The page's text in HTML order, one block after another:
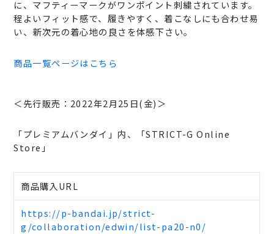
に、マフティーマークがワンポイント刺繍されています。
程よいフィット感で、履きやすく、着こなしにも合わせ易
い、新次元の着心地の良さを体感下さい。
商品一覧ページはこちら
＜先行販売：2022年2月25日(金)＞
「プレミアムバンダイ」内、「STRICT-G Online
Store」
商品購入URL
https://p-bandai.jp/strict-
g/collaboration/edwin/list-pa20-n0/